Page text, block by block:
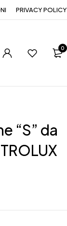
PRIVACY POLICY
0
“S” da